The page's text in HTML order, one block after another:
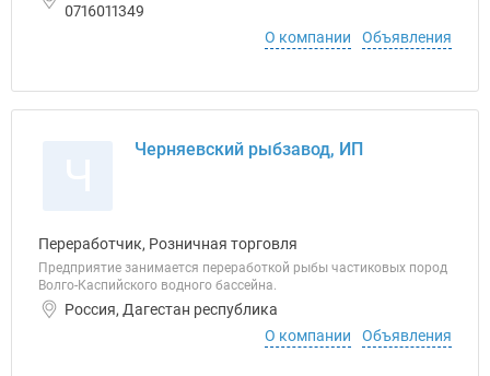
0716011349
О компании
Объявления
Черняевский рыбзавод, ИП
Переработчик, Розничная торговля
Предприятие занимается переработкой рыбы частиковых пород
Волго-Каспийского водного бассейна.
Россия, Дагестан республика
О компании
Объявления